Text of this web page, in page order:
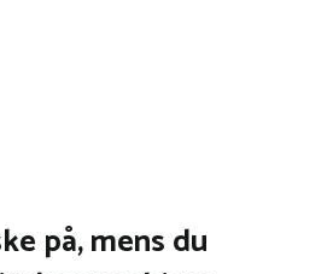
på, mens du